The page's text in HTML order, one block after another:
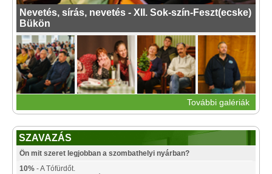
Nevetés, sírás, nevetés - XII. Sok-szín-Feszt(ecske)
Bükön
További galériák
SZAVAZÁS
Ön mit szeret legjobban a szombathelyi nyárban?
10% - A Tófürdőt.